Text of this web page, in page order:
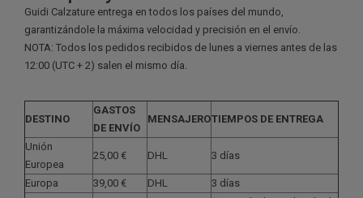
Guidi Calzature entrega en todos los países del mundo,
garantizándole la máxima velocidad y precisión en el envío.
NOTA: Todos los pedidos recibidos de lunes a viernes antes de las
12:00 (UTC + 2) salen el mismo día.
DESTINO
GASTOS
DE ENVÍO
MENSAJEROTIEMPOS DE ENTREGA
Unión
Europea
25,00 € DHL 3 días
Europa 39,00 € DHL 3 días